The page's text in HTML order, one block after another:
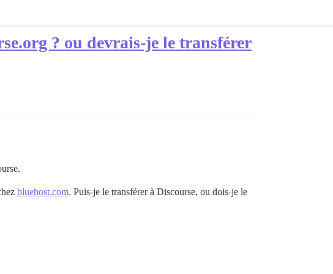
? ou devrais-je le transférer
bluehost.com. Puis-je le transférer à Discourse, ou dois-je le